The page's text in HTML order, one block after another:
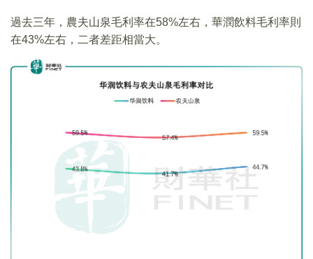
過去三年，農夫山泉毛利率在58%左右，華潤飲料毛利率則
在43%左右，二者差距相當大。